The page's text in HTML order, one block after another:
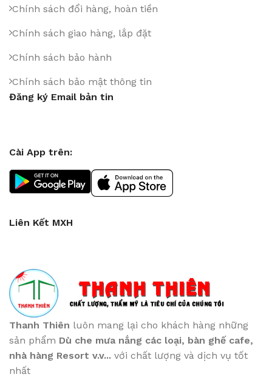
Chính sách đổi hàng, hoàn tiền
Chính sách giao hàng, lắp đặt
Chính sách bảo hành
Chính sách bảo mật thông tin
Đăng ký Email bản tin
Cài App trên:
Liên Kết MXH
Thanh Thiên luôn mang lại cho khách hàng những
sản phẩm Dù che mưa nắng các loại, bàn ghế cafe,
nhà hàng Resort v.v... với chất lượng và dịch vụ tốt
nhất